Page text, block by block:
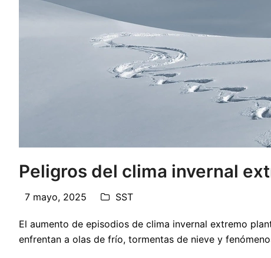
Peligros del clima invernal
7 mayo, 2025 SST
El aumento de episodios de clima invernal extremo
enfrentan a olas de frío, tormentas de nieve y